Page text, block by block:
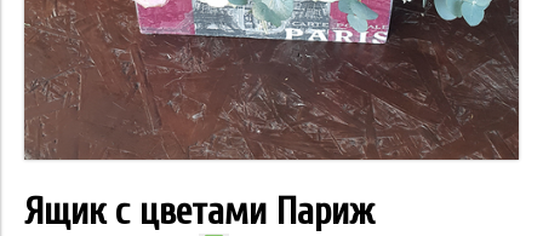
Ящик с цветами Париж